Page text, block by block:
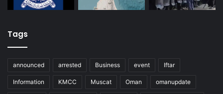
Tags
announced arrested Business event Iftar
Information KMCC Muscat Oman omanupdate